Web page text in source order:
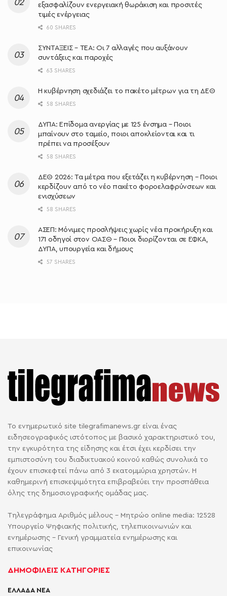
εξασφαλίζουν ενεργειακή θωράκιση και προσιτές
τιμές ενέργειας
60 SHARES
ΣΥΝΤΑΞΕΙΣ – ΤΕΑ: Οι 7 αλλαγές που αυξάνουν
συντάξεις και παροχές
63 SHARES
Η κυβέρνηση σχεδιάζει το πακέτο μέτρων για τη ΔΕΘ
58 SHARES
ΔΥΠΑ: Επίδομα ανεργίας με 125 ένσημα – Ποιοι
μπαίνουν στο ταμείο, ποιοι αποκλείονται και τι
πρέπει να προσέξουν
58 SHARES
ΔΕΘ 2026: Τα μέτρα που εξετάζει η κυβέρνηση – Ποιοι
κερδίζουν από το νέο πακέτο φοροελαφρύνσεων και
ενισχύσεων
58 SHARES
ΑΣΕΠ: Μόνιμες προσλήψεις χωρίς νέα προκήρυξη και
171 οδηγοί στον ΟΑΣΘ – Ποιοι διορίζονται σε ΕΦΚΑ,
ΔΥΠΑ, υπουργεία και δήμους
57 SHARES
Το ενημερωτικό site tilegrafimanews.gr είναι ένας
ειδησεογραφικός ιστότοπος με βασικό χαρακτηριστικό του,
την εγκυρότητα της είδησης και έτσι έχει κερδίσει την
εμπιστοσύνη του διαδικτυακού κοινού καθώς συνολικά το
έχουν επισκεφτεί πάνω από 3 εκατομμύρια χρηστών. Η
καθημερινή επισκεψιμότητα επιβραβεύει την προσπάθεια
όλης της δημοσιογραφικής ομάδας μας.
Τηλεγράφημα Αριθμός μέλους - Μητρώο online media: 12528
Υπουργείο Ψηφιακής πολιτικής, τηλεπικοινωνιών και
ενημέρωσης - Γενική γραμματεία ενημέρωσης και
επικοινωνίας
ΔΗΜΟΦΙΛΕΙΣ ΚΑΤΗΓΟΡΙΕΣ
ΕΛΛΑΔΑ ΝΕΑ